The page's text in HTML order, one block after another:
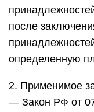
после
определенную
2. Применимое
— Закон РФ от